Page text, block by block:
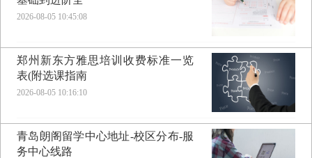
2026-08-05 10:45:08
郑州新东方雅思培训收费标准一览
表(附选课指南
2026-08-05 10:16:10
青岛朗阁留学中心地址-校区分布-服
务中心线路